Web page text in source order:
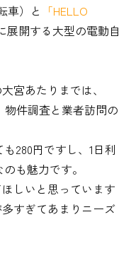
車）と 「HELLO
展開する大型の電動自
宮あたりまでは、
物件調査と業者訪問の
280円ですし、1日利
も魅力です。
しいと思っています
すぎてあまりニーズ